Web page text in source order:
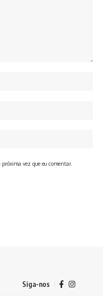
vez que eu comentar.
Siga-nos